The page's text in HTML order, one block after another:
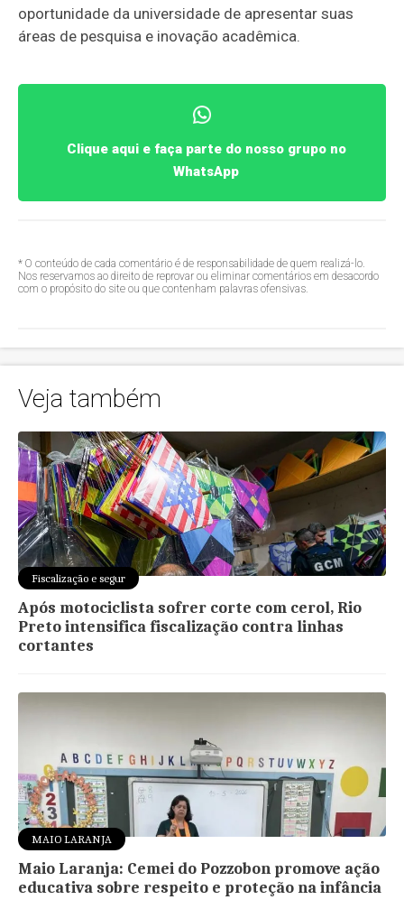
oportunidade da universidade de apresentar suas
áreas de pesquisa e inovação acadêmica.
Clique aqui e faça parte do nosso grupo no
WhatsApp
* O conteúdo de cada comentário é de responsabilidade de quem realizá-lo.
Nos reservamos ao direito de reprovar ou eliminar comentários em desacordo
com o propósito do site ou que contenham palavras ofensivas.
Veja também
Fiscalização e segur
Após motociclista sofrer corte com cerol, Rio
Preto intensifica fiscalização contra linhas
cortantes
MAIO LARANJA
Maio Laranja: Cemei do Pozzobon promove ação
educativa sobre respeito e proteção na infância